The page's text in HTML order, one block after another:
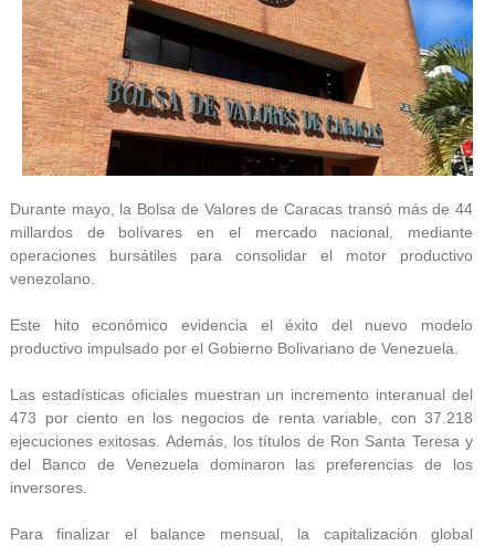
Durante mayo, la Bolsa de Valores de Caracas transó más de 44
millardos de bolívares en el mercado nacional, mediante
operaciones bursátiles para consolidar el motor productivo
venezolano.
Este hito económico evidencia el éxito del nuevo modelo
productivo impulsado por el Gobierno Bolivariano de Venezuela.
Las estadísticas oficiales muestran un incremento interanual del
473 por ciento en los negocios de renta variable, con 37.218
ejecuciones exitosas. Además, los títulos de Ron Santa Teresa y
del Banco de Venezuela dominaron las preferencias de los
inversores.
Para finalizar el balance mensual, la capitalización global